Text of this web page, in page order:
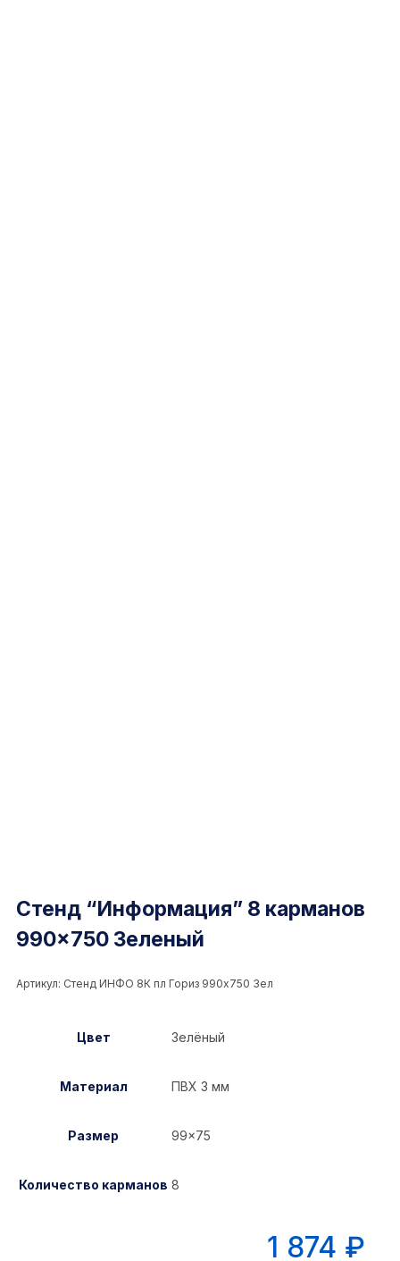
Стенд “Информация” 8 карманов
990×750 Зеленый
Артикул: Стенд ИНФО 8К пл Гориз 990x750 Зел
Цвет Зелёный
Материал ПВХ 3 мм
Размер 99×75
Количество карманов 8
1 874 ₽